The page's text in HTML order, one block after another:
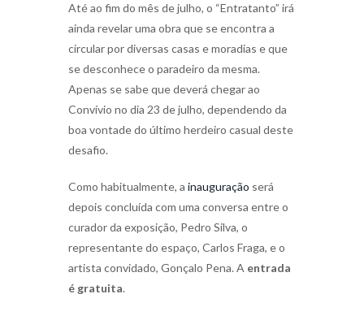
Até ao fim do mês de julho, o “Entratanto” irá
ainda revelar uma obra que se encontra a
circular por diversas casas e moradias e que
se desconhece o paradeiro da mesma.
Apenas se sabe que deverá chegar ao
Convívio no dia 23 de julho, dependendo da
boa vontade do último herdeiro casual deste
desafio.
Como habitualmente, a inauguração será
depois concluída com uma conversa entre o
curador da exposição, Pedro Silva, o
representante do espaço, Carlos Fraga, e o
artista convidado, Gonçalo Pena. A entrada
é gratuita.